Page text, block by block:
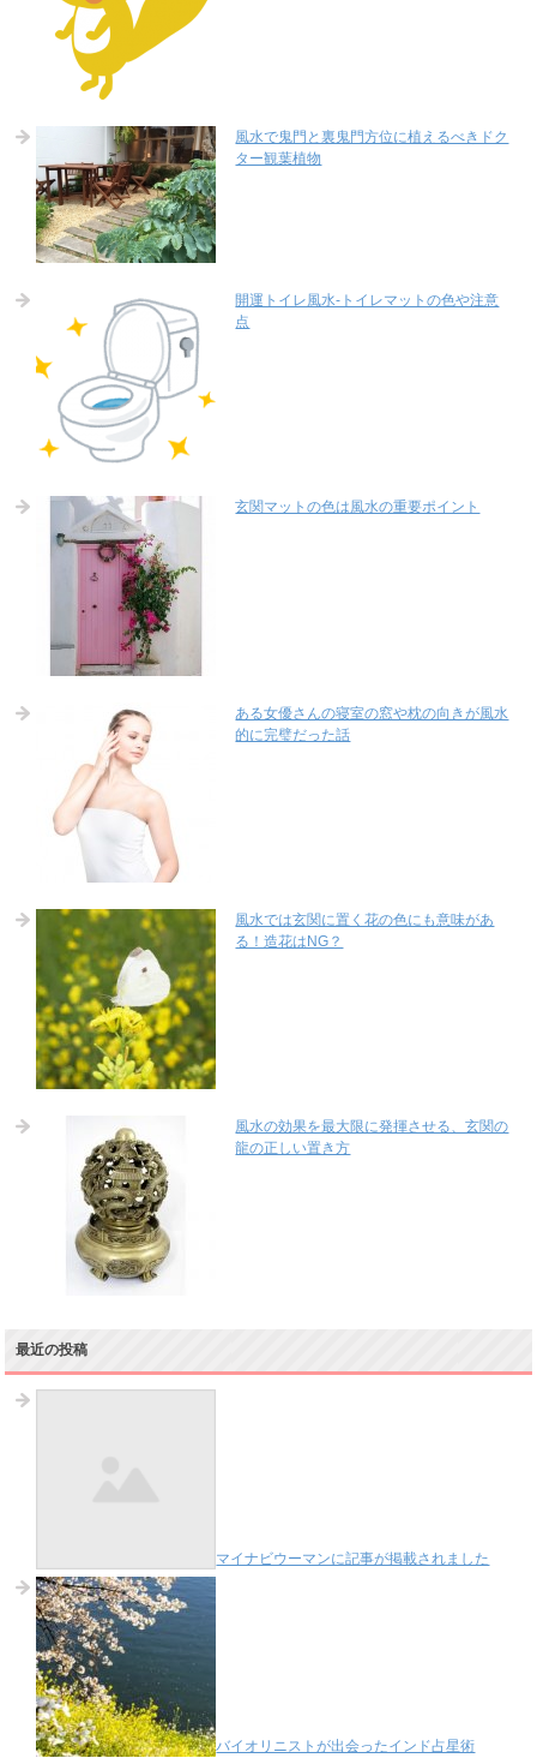
風水で鬼門と裏鬼門方位に植えるべきドク
ター観葉植物
開運トイレ風水-トイレマットの色や注意
点
玄関マットの色は風水の重要ポイント
ある女優さんの寝室の窓や枕の向きが風水
的に完璧だった話
風水では玄関に置く花の色にも意味があ
る！造花はNG？
風水の効果を最大限に発揮させる、玄関の
龍の正しい置き方
最近の投稿
マイナビウーマンに記事が掲載されました
バイオリニストが出会ったインド占星術